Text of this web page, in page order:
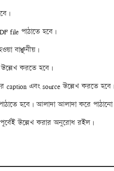
file পাঠাতে হবে।
বাঞ্ছনীয়।
করতে হবে।
caption এবং source উল্লেখ করতে হবে।
হবে। আলাদা আলাদা করে
উল্লেখ করার অনুরোধ রইল।